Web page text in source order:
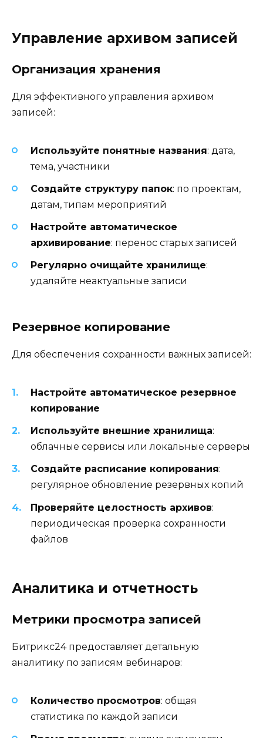
Управление архивом записей
Организация хранения
Для эффективного управления архивом
записей:
Используйте понятные названия: дата,
тема, участники
Создайте структуру папок: по проектам,
датам, типам мероприятий
Настройте автоматическое
архивирование: перенос старых записей
Регулярно очищайте хранилище:
удаляйте неактуальные записи
Резервное копирование
Для обеспечения сохранности важных записей:
Настройте автоматическое резервное
копирование
Используйте внешние хранилища:
облачные сервисы или локальные серверы
Создайте расписание копирования:
регулярное обновление резервных копий
Проверяйте целостность архивов:
периодическая проверка сохранности
файлов
Аналитика и отчетность
Метрики просмотра записей
Битрикс24 предоставляет детальную
аналитику по записям вебинаров:
Количество просмотров: общая
статистика по каждой записи